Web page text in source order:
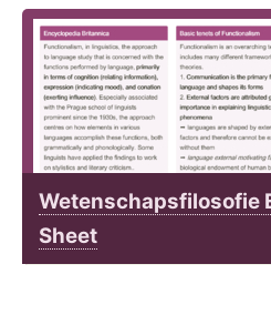
Wetenschapsfilosofie
Sheet